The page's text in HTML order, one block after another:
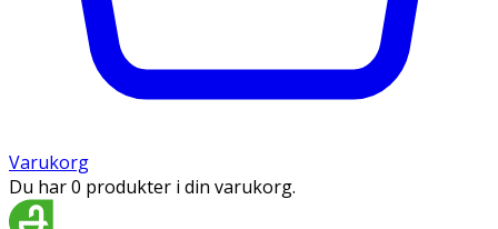
Varukorg
Du har 0 produkter i din varukorg.